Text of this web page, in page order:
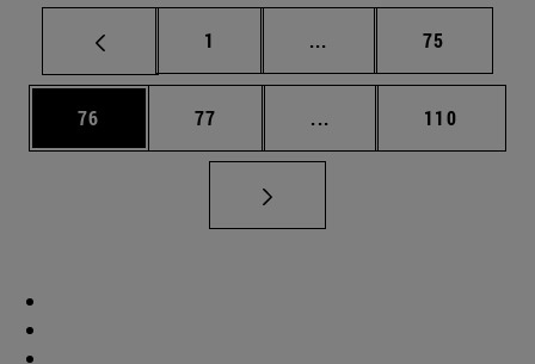
Página
1 ... Páginas intermedias
Página
75
Página
76 Página
77 ... Páginas intermedias
Página
110